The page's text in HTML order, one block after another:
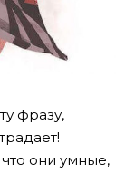
фразу,
они умные,